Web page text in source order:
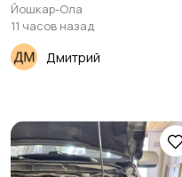
Йошкар-Ола
11 часов назад
Дмитрий